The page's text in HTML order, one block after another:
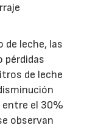
de leche, las
pérdidas
de leche
entre el 30%
observan